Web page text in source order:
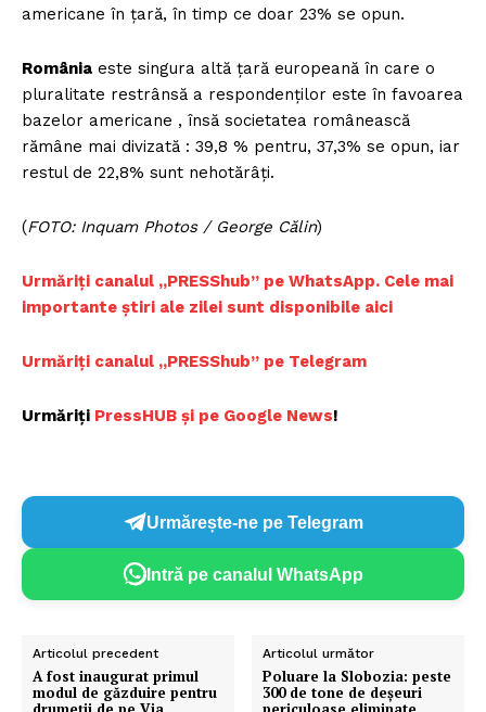
americane în țară, în timp ce doar 23% se opun.
România este singura altă țară europeană în care o
pluralitate restrânsă a respondenților este în favoarea
bazelor americane , însă societatea românească
rămâne mai divizată : 39,8 % pentru, 37,3% se opun, iar
restul de 22,8% sunt nehotărâți.
(FOTO: Inquam Photos / George Călin)
Urmăriți canalul „PRESShub” pe WhatsApp. Cele mai
importante știri ale zilei sunt disponibile aici
Urmăriți canalul „PRESShub” pe Telegram
Urmăriți PressHUB și pe Google News!
Urmărește-ne pe Telegram
Intră pe canalul WhatsApp
Articolul precedent
A fost inaugurat primul
modul de găzduire pentru
Articolul următor
Poluare la Slobozia: peste
300 de tone de deșeuri